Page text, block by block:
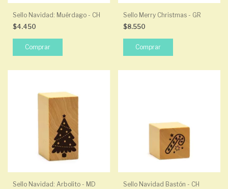
Sello Navidad: Muérdago - CH
$4.450
Sello Merry Christmas - GR
$8.550
Sello Navidad: Arbolito - MD
Sello Navidad Bastón - CH